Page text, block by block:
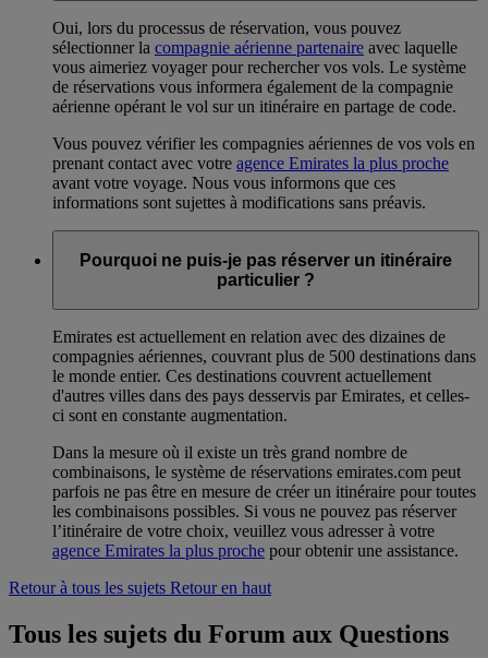
Oui, lors du processus de réservation, vous pouvez
sélectionner la compagnie aérienne partenaire avec laquelle
vous aimeriez voyager pour rechercher vos vols. Le système
de réservations vous informera également de la compagnie
aérienne opérant le vol sur un itinéraire en partage de code.
Vous pouvez vérifier les compagnies aériennes de vos vols en
prenant contact avec votre agence Emirates la plus proche
avant votre voyage. Nous vous informons que ces
informations sont sujettes à modifications sans préavis.
Pourquoi ne puis-je pas réserver un itinéraire
particulier ?
Emirates est actuellement en relation avec des dizaines de
compagnies aériennes, couvrant plus de 500 destinations dans
le monde entier. Ces destinations couvrent actuellement
d'autres villes dans des pays desservis par Emirates, et celles-
ci sont en constante augmentation.
Dans la mesure où il existe un très grand nombre de
combinaisons, le système de réservations emirates.com peut
parfois ne pas être en mesure de créer un itinéraire pour toutes
les combinaisons possibles. Si vous ne pouvez pas réserver
l’itinéraire de votre choix, veuillez vous adresser à votre
agence Emirates la plus proche pour obtenir une assistance.
Retour à tous les sujets Retour en haut
Tous les sujets du Forum aux Questions